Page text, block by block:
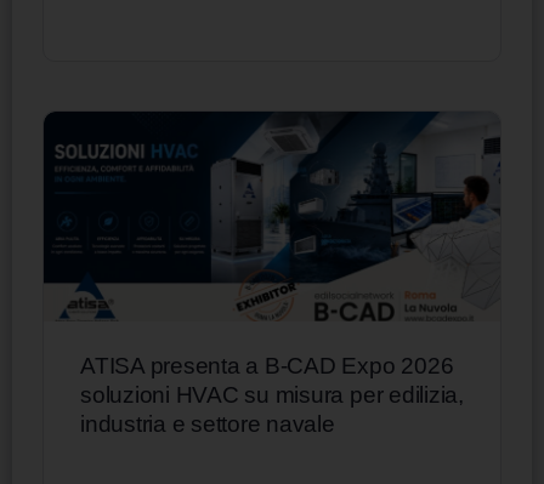
ATISA presenta a B-CAD Expo 2026
soluzioni HVAC su misura per edilizia,
industria e settore navale